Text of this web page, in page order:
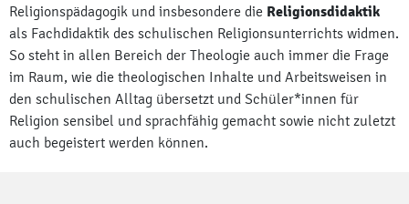
Religionspädagogik und insbesondere die Religionsdidaktik
als Fachdidaktik des schulischen Religionsunterrichts widmen.
So steht in allen Bereich der Theologie auch immer die Frage
im Raum, wie die theologischen Inhalte und Arbeitsweisen in
den schulischen Alltag übersetzt und Schüler*innen für
Religion sensibel und sprachfähig gemacht sowie nicht zuletzt
auch begeistert werden können.